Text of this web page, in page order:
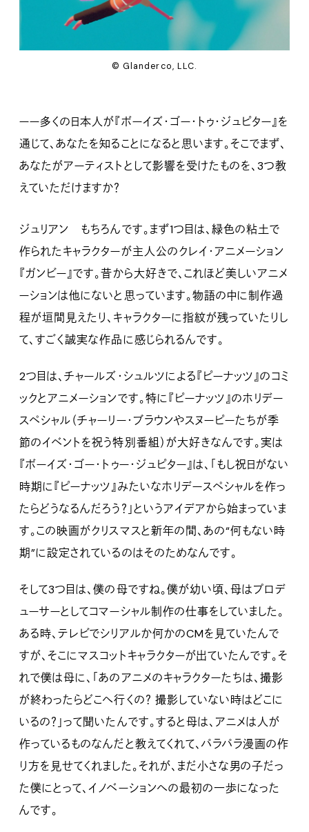
© Glanderco, LLC.
ーー多くの日本人が『ボーイズ・ゴー・トゥ・ジュピター』を
通じて、あなたを知ることになると思います。そこでまず、
あなたがアーティストとして影響を受けたものを、3つ教
えていただけますか？
ジュリアン もちろんです。まず1つ目は、緑色の粘土で
作られたキャラクターが主人公のクレイ・アニメーション
『ガンビー』です。昔から大好きで、これほど美しいアニメ
ーションは他にないと思っています。物語の中に制作過
程が垣間見えたり、キャラクターに指紋が残っていたりし
て、すごく誠実な作品に感じられるんです。
2つ目は、チャールズ・シュルツによる『ピーナッツ』のコミ
ックとアニメーションです。特に『ピーナッツ』のホリデー
スペシャル（チャーリー・ブラウンやスヌーピーたちが季
節のイベントを祝う特別番組）が大好きなんです。実は
『ボーイズ・ゴー・トゥー・ジュピター』は、「もし祝日がない
時期に『ピーナッツ』みたいなホリデースペシャルを作っ
たらどうなるんだろう？」というアイデアから始まっていま
す。この映画がクリスマスと新年の間、あの“何もない時
期”に設定されているのはそのためなんです。
そして3つ目は、僕の母ですね。僕が幼い頃、母はプロデ
ューサーとしてコマーシャル制作の仕事をしていました。
ある時、テレビでシリアルか何かのCMを見ていたんで
すが、そこにマスコットキャラクターが出ていたんです。そ
れで僕は母に、「あのアニメのキャラクターたちは、撮影
が終わったらどこへ行くの？ 撮影していない時はどこに
いるの？」って聞いたんです。すると母は、アニメは人が
作っているものなんだと教えてくれて、パラパラ漫画の作
り方を見せてくれました。それが、まだ小さな男の子だっ
た僕にとって、イノベーションへの最初の一歩になった
んです。